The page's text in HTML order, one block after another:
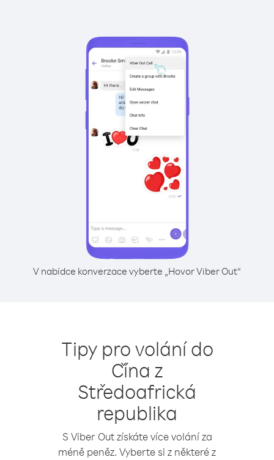
V nabídce konverzace vyberte „Hovor Viber Out“
Tipy pro volání do
Čína z
Středoafrická
republika
S Viber Out získáte více volání za
méně peněz. Vyberte si z některé z